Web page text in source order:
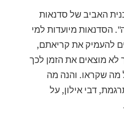
האביב של סדנאות
הסדנאות מיועדות למי
להעמיק את קריאתם,
לא מוצאים את הזמן לכך
מה שקראו. והנה מה
דבי אילון, על